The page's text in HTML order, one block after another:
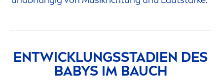
ENTWICKLUNGSSTADIEN DES
BABYS IM BAUCH